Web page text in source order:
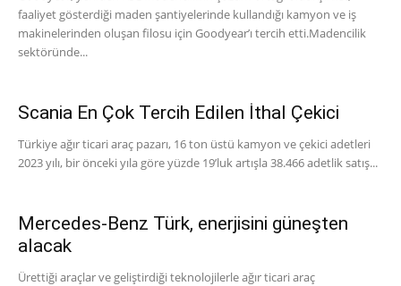
faaliyet gösterdiği maden şantiyelerinde kullandığı kamyon ve iş
makinelerinden oluşan filosu için Goodyear’ı tercih etti.Madencilik
sektöründe...
Scania En Çok Tercih Edilen İthal Çekici
Türkiye ağır ticari araç pazarı, 16 ton üstü kamyon ve çekici adetleri
2023 yılı, bir önceki yıla göre yüzde 19’luk artışla 38.466 adetlik satış...
Mercedes-Benz Türk, enerjisini güneşten
alacak
Ürettiği araçlar ve geliştirdiği teknolojilerle ağır ticari araç